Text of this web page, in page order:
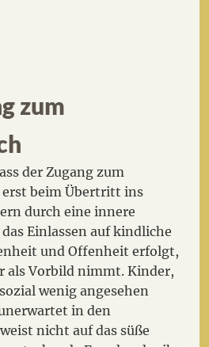
zum
der Zugang zum
beim Übertritt ins
durch eine innere
Einlassen auf kindliche
und Offenheit erfolgt,
als Vorbild nimmt. Kinder,
wenig angesehen
in den
nicht auf das süße